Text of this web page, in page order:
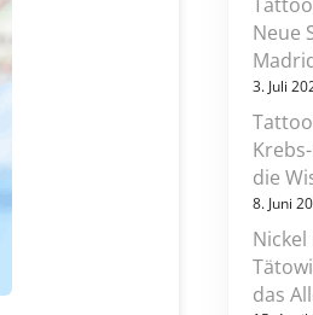
Neue
3. Juli
die
8. Juni
Nickel
das